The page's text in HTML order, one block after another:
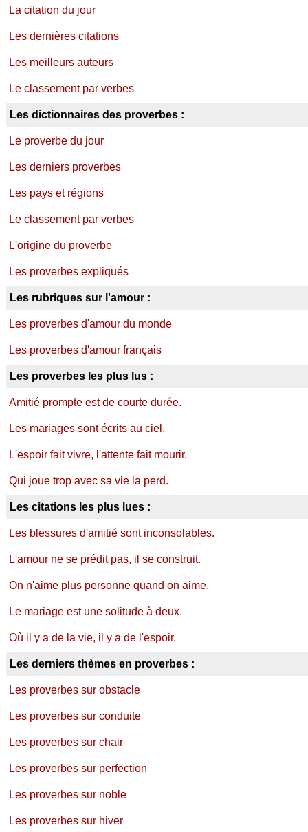
La citation du jour
Les dernières citations
Les meilleurs auteurs
Le classement par verbes
Les dictionnaires des proverbes :
Le proverbe du jour
Les derniers proverbes
Les pays et régions
Le classement par verbes
L'origine du proverbe
Les proverbes expliqués
Les rubriques sur l'amour :
Les proverbes d'amour du monde
Les proverbes d'amour français
Les proverbes les plus lus :
Amitié prompte est de courte durée.
Les mariages sont écrits au ciel.
L'espoir fait vivre, l'attente fait mourir.
Qui joue trop avec sa vie la perd.
Les citations les plus lues :
Les blessures d'amitié sont inconsolables.
L'amour ne se prédit pas, il se construit.
On n'aime plus personne quand on aime.
Le mariage est une solitude à deux.
Où il y a de la vie, il y a de l'espoir.
Les derniers thèmes en proverbes :
Les proverbes sur obstacle
Les proverbes sur conduite
Les proverbes sur chair
Les proverbes sur perfection
Les proverbes sur noble
Les proverbes sur hiver